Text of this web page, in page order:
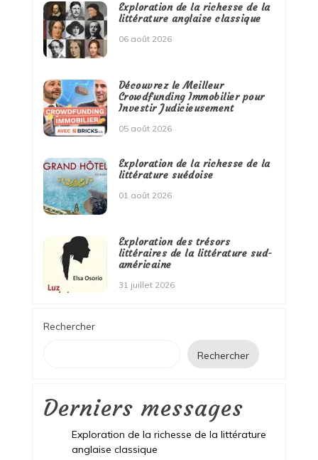
Exploration de la richesse de la
littérature anglaise classique
06 août 2026
Découvrez le Meilleur
Crowdfunding Immobilier pour
Investir Judicieusement
05 août 2026
Exploration de la richesse de la
littérature suédoise
01 août 2026
Exploration des trésors
littéraires de la littérature sud-
américaine
31 juillet 2026
Rechercher
Rechercher
Derniers messages
Exploration de la richesse de la littérature
anglaise classique